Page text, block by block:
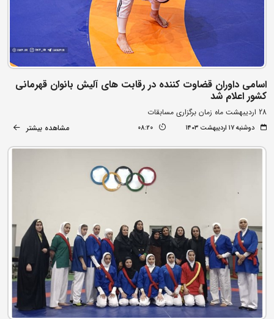
اسامی داوران قضاوت کننده در رقابت های آلیش بانوان قهرمانی
کشور اعلام شد
28 اردیبهشت ماه زمان برگزاری مسابقات
دوشنبه ۱۷ اردیبهشت ۱۴۰۳ 08:20 مشاهده بیشتر